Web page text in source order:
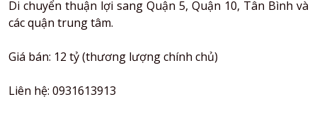
Di chuyển thuận lợi sang Quận 5, Quận 10, Tân Bình và
các quận trung tâm.
Giá bán: 12 tỷ (thương lượng chính chủ)
Liên hệ: 0931613913